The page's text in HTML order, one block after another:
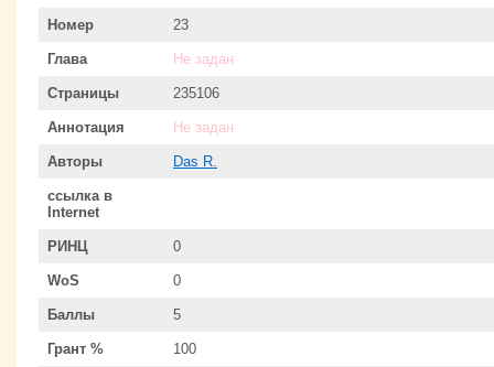
Номер 23
Глава Не задан
Страницы 235106
Аннотация Не задан
Авторы Das R.
ссылка в
Internet
РИНЦ 0
WoS 0
Баллы 5
Грант % 100